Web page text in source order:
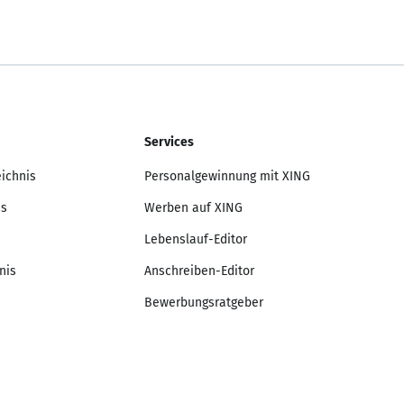
Services
Personalgewinnung mit XING
Werben auf XING
Lebenslauf-Editor
Anschreiben-Editor
Bewerbungsratgeber